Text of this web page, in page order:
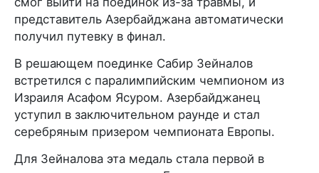
представитель Азербайджана автоматически
получил путевку в финал.
В решающем поединке Сабир Зейналов
встретился с паралимпийским чемпионом из
Израиля Асафом Ясуром. Азербайджанец
уступил в заключительном раунде и стал
серебряным призером чемпионата Европы.
Для Зейналова эта медаль стала первой в